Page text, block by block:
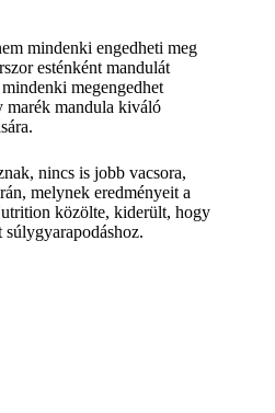
mindenki engedheti meg
esténként mandulát
megengedhet
marék mandula kiváló
nincs is jobb vacsora,
melynek eredményeit a
közölte, kiderült, hogy
súlygyarapodáshoz.